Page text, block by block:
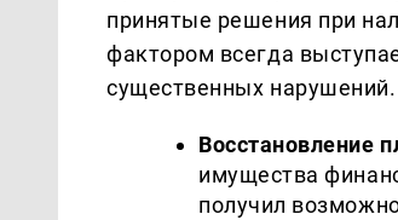
принятые решения при
фактором всегда
существенных нарушений.
Восстановление
имущества
получил